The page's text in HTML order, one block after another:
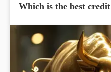
Which is the best